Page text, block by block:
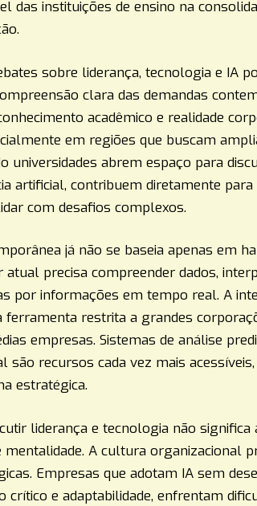
das instituições de ensino na
sobre liderança, tecnologia e IA
clara das demandas
acadêmico e realidade
em regiões que buscam
universidades abrem espaço para
artificial, contribuem diretamente
com desafios complexos.
já não se baseia apenas em
atual precisa compreender dados,
por informações em tempo real. A
ferramenta restrita a grandes
empresas. Sistemas de análise
são recursos cada vez mais
estratégica.
liderança e tecnologia não
A cultura organizacional
Empresas que adotam IA sem
crítico e adaptabilidade, enfrentam